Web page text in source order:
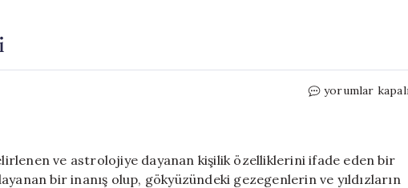
Burçların
yorumlar
ve astrolojiye dayanan kişilik özelliklerini ifade eden bir
bir inanış olup, gökyüzündeki gezegenlerin ve yıldızların